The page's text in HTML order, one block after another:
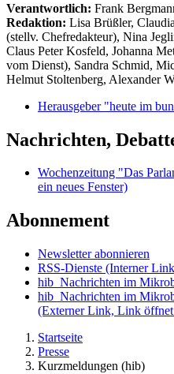
Verantwortlich: Frank
Redaktion: Lisa Brüßler,
(stellv. Chefredakteur), Nina
Claus Peter Kosfeld, Johanna
vom Dienst), Sandra Schmid,
Helmut Stoltenberg, Alexander
Herausgeber "heute im
Nachrichten,
Wochenzeitung "Das
ein neues Fenster)
Abonnement
Newsletter abonnieren
RSS-Dienste (Interner
hib_Nachrichten im
hib_Nachrichten im
(Externer Link, Link öffnet
Startseite
Presse
Kurzmeldungen (hib)